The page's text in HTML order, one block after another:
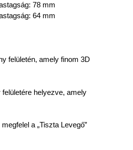
78 mm
64 mm
felületén, amely finom 3D
helyezve, amely
a „Tiszta Levegő”